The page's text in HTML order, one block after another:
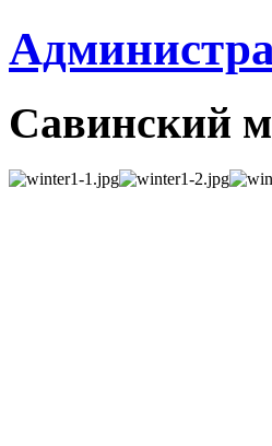
Савинский